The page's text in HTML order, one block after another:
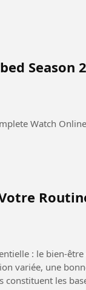
Season
Watch
: le bien-
variée, une
les